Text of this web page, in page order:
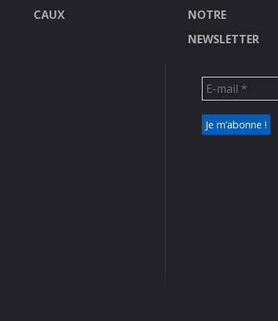
CAUX
NOTRE
NEWSLETTER